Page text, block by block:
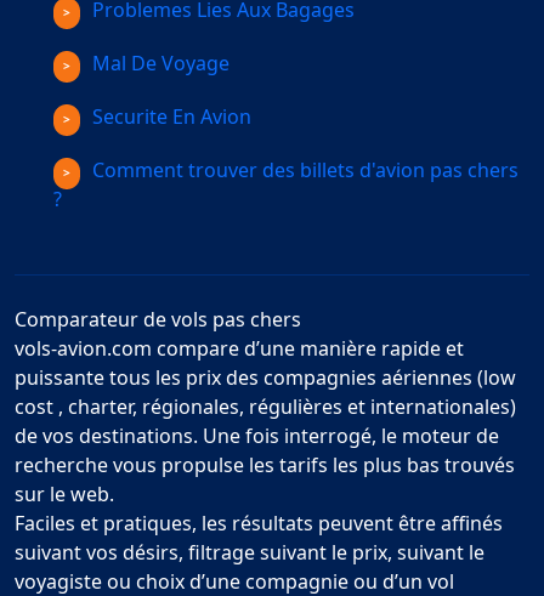
Problemes Lies Aux Bagages
Mal De Voyage
Securite En Avion
Comment trouver des billets d'avion pas chers
?
Comparateur de vols pas chers
vols-avion.com compare d’une manière rapide et
puissante tous les prix des compagnies aériennes (low
cost , charter, régionales, régulières et internationales)
de vos destinations. Une fois interrogé, le moteur de
recherche vous propulse les tarifs les plus bas trouvés
sur le web.
Faciles et pratiques, les résultats peuvent être affinés
suivant vos désirs, filtrage suivant le prix, suivant le
voyagiste ou choix d’une compagnie ou d’un vol